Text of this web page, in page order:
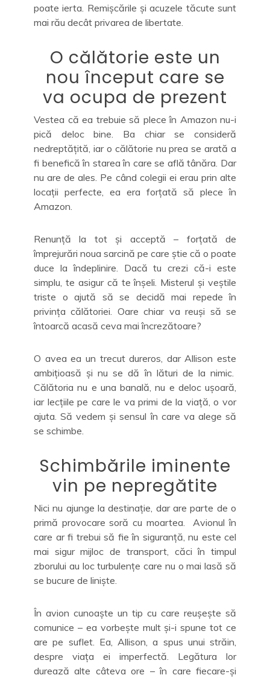
poate ierta. Remișcările și acuzele tăcute sunt
mai rău decât privarea de libertate.
O călătorie este un
nou început care se
va ocupa de prezent
Vestea că ea trebuie să plece în Amazon nu-i
pică deloc bine. Ba chiar se consideră
nedreptățită, iar o călătorie nu prea se arată a
fi benefică în starea în care se află tânăra. Dar
nu are de ales. Pe când colegii ei erau prin alte
locații perfecte, ea era forțată să plece în
Amazon.
Renunță la tot și acceptă – forțată de
împrejurări noua sarcină pe care știe că o poate
duce la îndeplinire. Dacă tu crezi că-i este
simplu, te asigur că te înșeli. Misterul și veștile
triste o ajută să se decidă mai repede în
privința călătoriei. Oare chiar va reuși să se
întoarcă acasă ceva mai încrezătoare?
O avea ea un trecut dureros, dar Allison este
ambițioasă și nu se dă în lături de la nimic.
Călătoria nu e una banală, nu e deloc ușoară,
iar lecțiile pe care le va primi de la viață, o vor
ajuta. Să vedem și sensul în care va alege să
se schimbe.
Schimbările iminente
vin pe nepregătite
Nici nu ajunge la destinație, dar are parte de o
primă provocare soră cu moartea. Avionul în
care ar fi trebui să fie în siguranță, nu este cel
mai sigur mijloc de transport, căci în timpul
zborului au loc turbulențe care nu o mai lasă să
se bucure de liniște.
În avion cunoaște un tip cu care reușește să
comunice – ea vorbește mult și-i spune tot ce
are pe suflet. Ea, Allison, a spus unui străin,
despre viața ei imperfectă. Legătura lor
durează alte câteva ore – în care fiecare-și